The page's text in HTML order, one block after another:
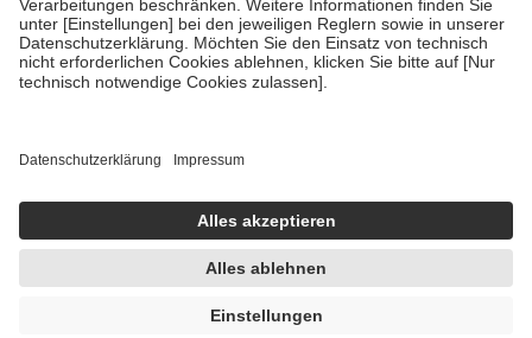
GKV getragen werden
• empfohlenen Schutzimpfungen
• Harn- und Blutteststreifen
getroffen, um sicherzustellen, dass es sich um echte Bewertungen
https://help.etrusted.com/hc/de/articles/4419944605341
Einige Bilder und Inhalte wurden unter Zuhilfenahme künstlicher